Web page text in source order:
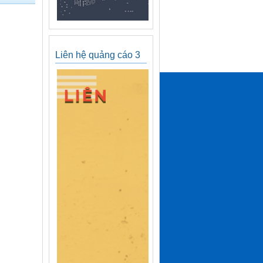
Liên hệ quảng cáo 3